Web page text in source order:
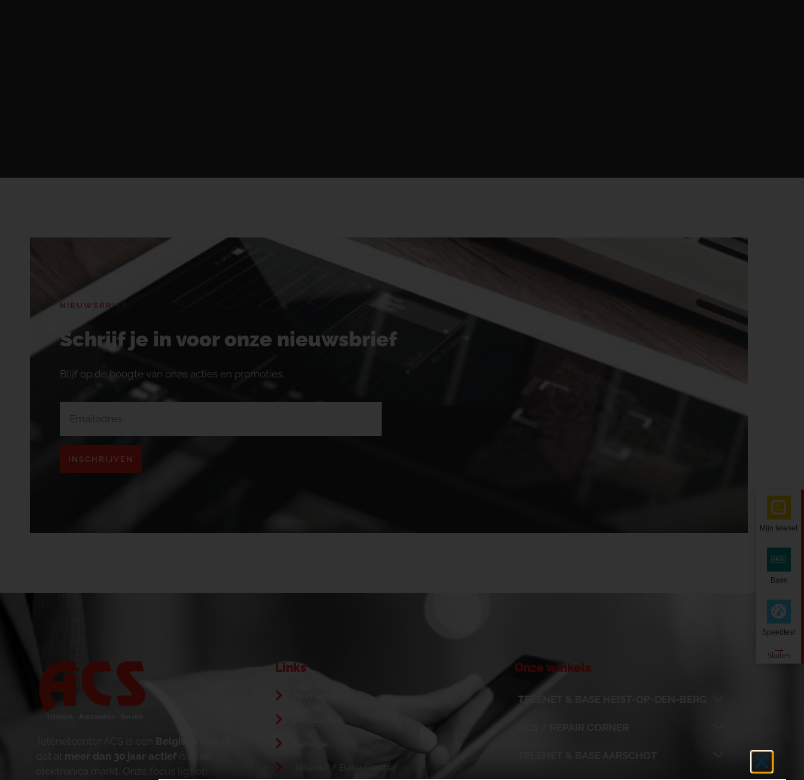
NIEUWSBRIEF
Schrijf je in voor onze nieuwsbrief
Blijf op de hoogte van onze acties en promoties.
INSCHRIJVEN
Telenetcenter ACS is een Belgisch
dat al meer dan 30 jaar actief is in de
elektronica markt. Onze focus ligt op
Links
Telenet / Base Center
Onze winkels
TELENET & BASE HEIST-OP-DEN-BERG
Mijn telenet
Base
Speedtest